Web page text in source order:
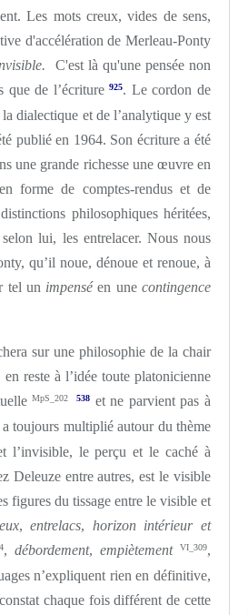
Les mots creux, vides de sens,
d'accélération de Merleau-Ponty
C'est là qu'une pensée non
que de l’écriture925. Le cordon de
dialectique et de l’analytique y est
publié en 1964. Son écriture a été
une grande richesse une œuvre en
forme de comptes-rendus et de
philosophiques héritées,
lui, les entrelacer. Nous nous
qu’il noue, dénoue et renoue, à
tel un impenséen unecontingence
sur une philosophie de la chair
reste à l’idée toute platonicienne
MpS_202 538 et ne parvient pas à
toujours multiplié autour du thème
l’invisible, le perçu et le caché à
Deleuze entre autres, est le visible
figures du tissage entre le visible et
,entrelacs, horizon intérieur et
, débordement, empiètement VI_309,
n’expliquent rien en définitive,
chaque fois différent de cette